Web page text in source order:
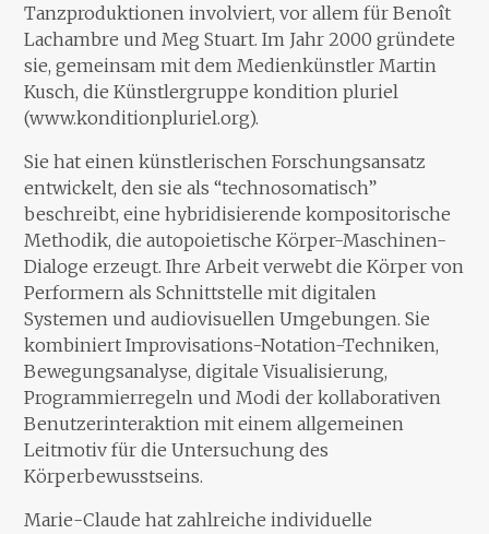
Tanzproduktionen involviert, vor allem für Benoît
Lachambre und Meg Stuart. Im Jahr 2000 gründete
sie, gemeinsam mit dem Medienkünstler Martin
Kusch, die Künstlergruppe kondition pluriel
(www.konditionpluriel.org).
Sie hat einen künstlerischen Forschungsansatz
entwickelt, den sie als “technosomatisch”
beschreibt, eine hybridisierende kompositorische
Methodik, die autopoietische Körper-Maschinen-
Dialoge erzeugt. Ihre Arbeit verwebt die Körper von
Performern als Schnittstelle mit digitalen
Systemen und audiovisuellen Umgebungen. Sie
kombiniert Improvisations-Notation-Techniken,
Bewegungsanalyse, digitale Visualisierung,
Programmierregeln und Modi der kollaborativen
Benutzerinteraktion mit einem allgemeinen
Leitmotiv für die Untersuchung des
Körperbewusstseins.
Marie-Claude hat zahlreiche individuelle